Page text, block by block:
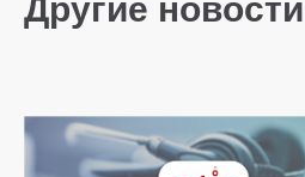
Другие новости